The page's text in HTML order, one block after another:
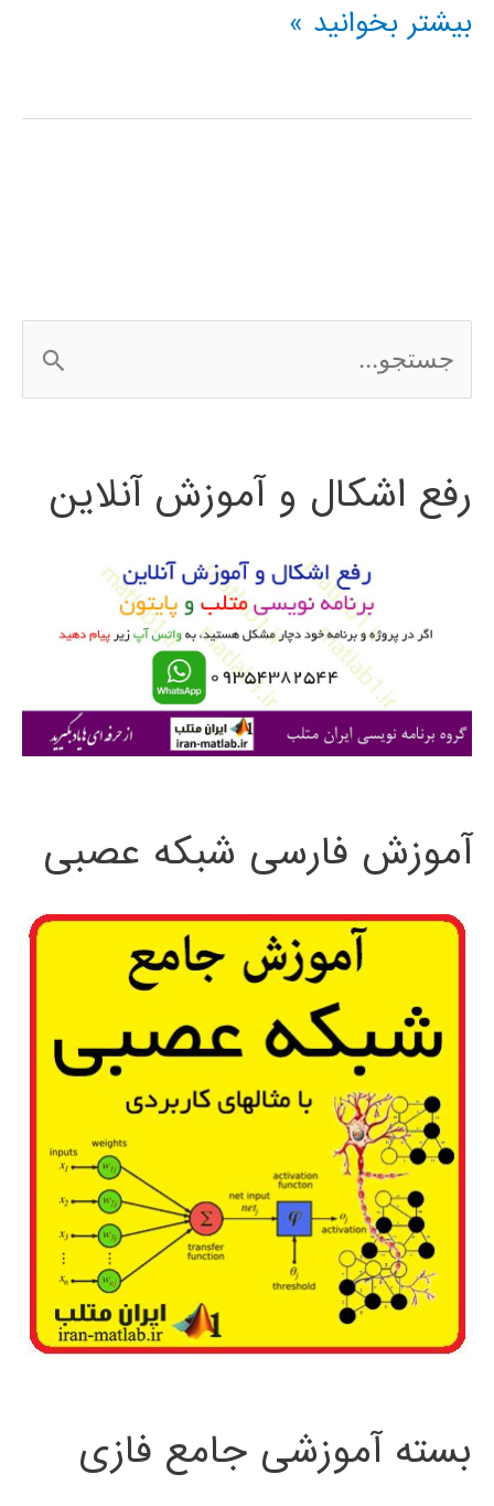
Hörbuch
Erlernen
بیشتر بخوانید »
س
ج
ی
رفع اشکال و آموزش آنلاین
آموزش فارسی شبکه عصبی
بسته آموزشی جامع فازی